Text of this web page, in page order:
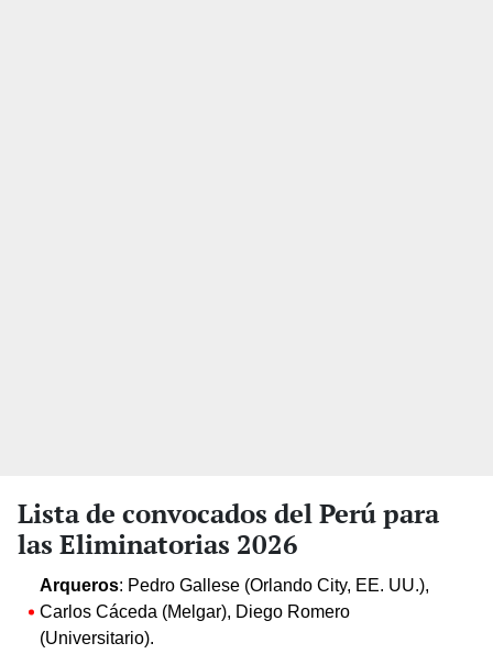
Lista de convocados del Perú para
las Eliminatorias 2026
Arqueros: Pedro Gallese (Orlando City, EE. UU.),
Carlos Cáceda (Melgar), Diego Romero
(Universitario).